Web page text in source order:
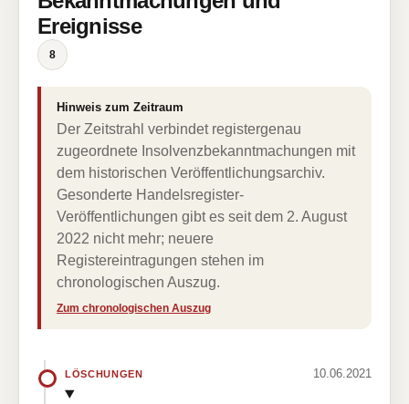
Ereignisse
8
Hinweis zum Zeitraum
Der Zeitstrahl verbindet registergenau
zugeordnete Insolvenzbekanntmachungen mit
dem historischen Veröffentlichungsarchiv.
Gesonderte Handelsregister-
Veröffentlichungen gibt es seit dem 2. August
2022 nicht mehr; neuere
Registereintragungen stehen im
chronologischen Auszug.
Zum chronologischen Auszug
LÖSCHUNGEN 10.06.2021